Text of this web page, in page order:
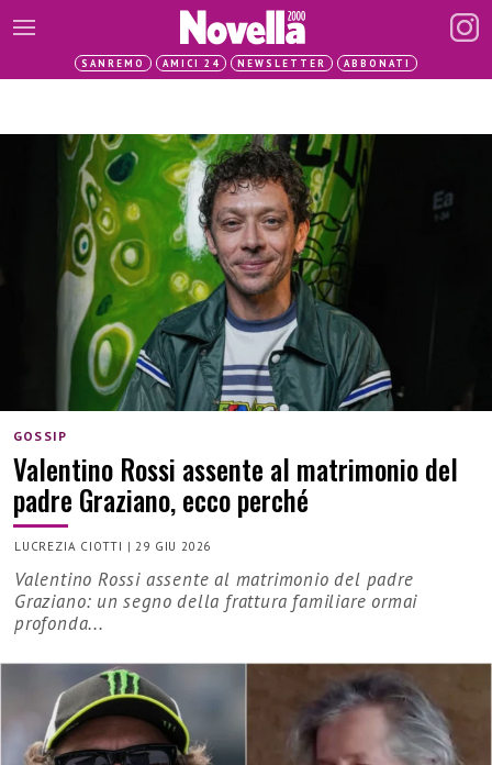
SANREMO AMICI 24 NEWSLETTER ABBONATI
GOSSIP
Valentino Rossi assente al matrimonio del
padre Graziano, ecco perché
LUCREZIA CIOTTI |29 GIU 2026
Valentino Rossi assente al matrimonio del padre
Graziano: un segno della frattura familiare ormai
profonda...